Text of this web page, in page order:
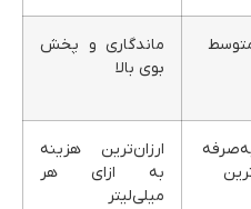
ماندگاری و پخش
بوی بالا
ارزان‌ترین هزینه
به ازای هر
میلی‌لیتر